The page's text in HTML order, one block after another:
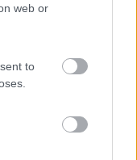
web or
to
non parte a
da solo in
mai notato questo
blocco del frigo (luce